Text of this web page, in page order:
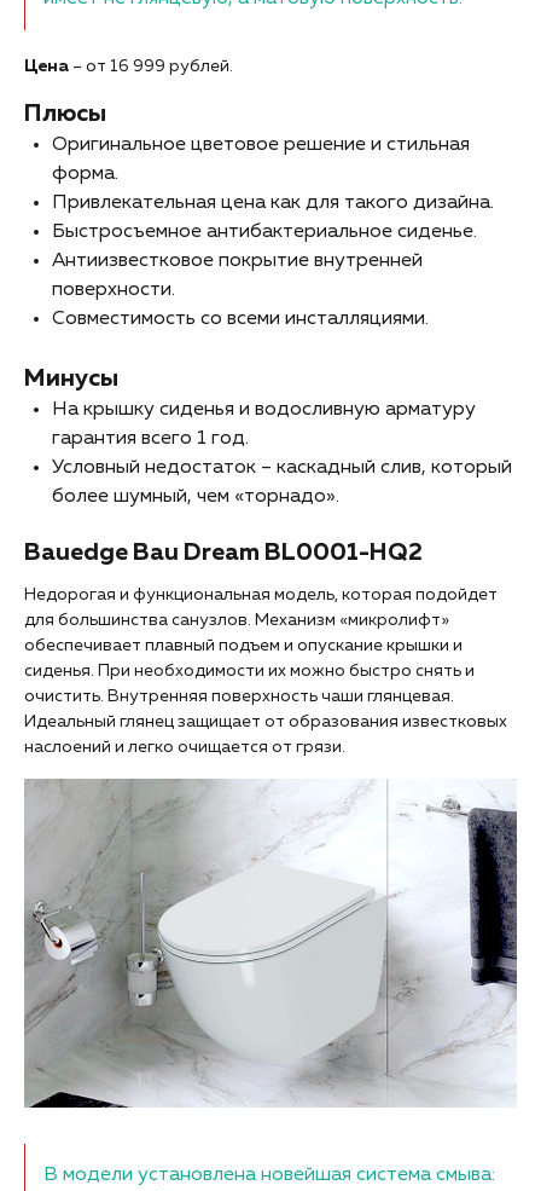
Цена – от 16 999 рублей.
Плюсы
Оригинальное цветовое решение и стильная
форма.
Привлекательная цена как для такого дизайна.
Быстросъемное антибактериальное сиденье.
Антиизвестковое покрытие внутренней
поверхности.
Совместимость со всеми инсталляциями.
Минусы
На крышку сиденья и водосливную арматуру
гарантия всего 1 год.
Условный недостаток – каскадный слив, который
более шумный, чем «торнадо».
Bauedge Bau Dream BL0001-HQ2
Недорогая и функциональная модель, которая подойдет
для большинства санузлов. Механизм «микролифт»
обеспечивает плавный подъем и опускание крышки и
сиденья. При необходимости их можно быстро снять и
очистить. Внутренняя поверхность чаши глянцевая.
Идеальный глянец защищает от образования известковых
наслоений и легко очищается от грязи.
В модели установлена новейшая система смыва: